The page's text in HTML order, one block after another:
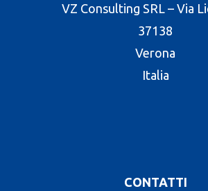
VZ Consulting SRL – Via
37138
Verona
Italia
CONTATTI